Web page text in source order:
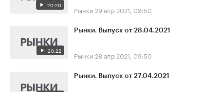
20:20 Рынки 29 апр 2021, 09:50
20:22
Рынки. Выпуск от 28.04.2021
Рынки 28 апр 2021, 09:50
Рынки. Выпуск от 27.04.2021